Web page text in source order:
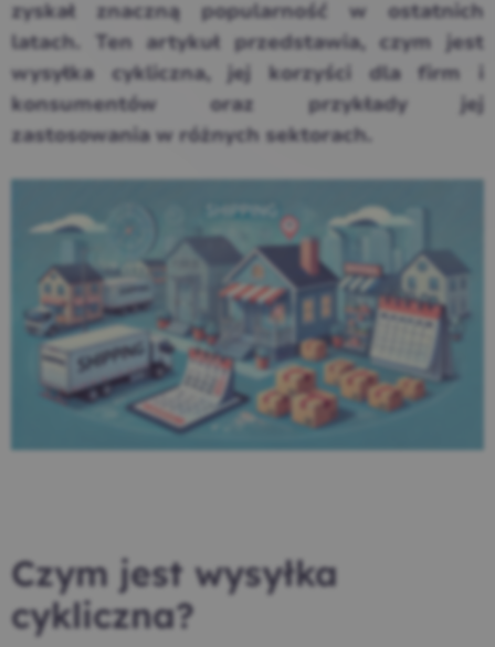
zyskał znaczną popularność w ostatnich
latach. Ten artykuł przedstawia, czym jest
wysyłka cykliczna, jej korzyści dla firm i
konsumentów oraz przykłady jej
zastosowania w różnych sektorach.
Czym jest wysyłka
cykliczna?